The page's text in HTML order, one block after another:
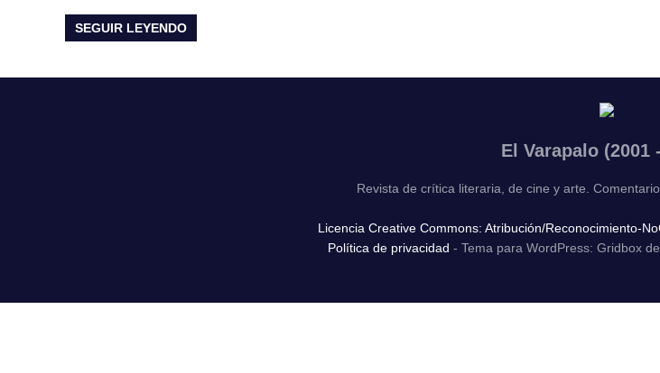
SEGUIR LEYENDO
El Varapalo (2001
Revista de crítica literaria, de cine y arte.
Licencia Creative Commons: Atribución/Reconocimiento-
Política de privacidad - Tema para WordPress: Gridbox